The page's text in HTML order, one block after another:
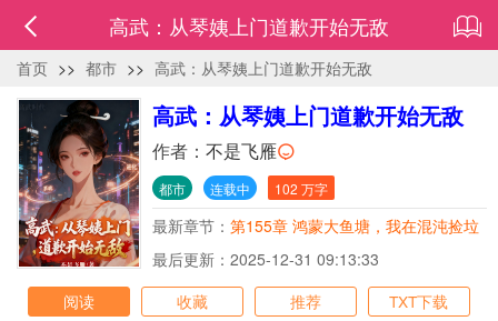
高武：从琴姨上门道歉开始无敌
首页 >> 都市 >> 高武：从琴姨上门道歉开始无敌
高武：从琴姨上门道歉开始无敌
作者： 不是飞雁
都市 连载中 102 万字
最新章节： 第155章 鸿蒙大鱼塘，我在混沌捡垃
圾
最后更新：2025-12-31 09:13:33
阅读
收藏 推荐 TXT下载